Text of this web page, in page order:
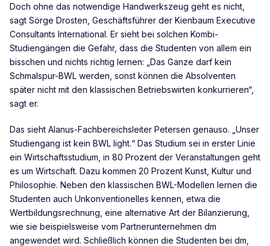
Doch ohne das notwendige Handwerkszeug geht es nicht,
sagt Sörge Drosten, Geschäftsführer der Kienbaum Executive
Consultants International. Er sieht bei solchen Kombi-
Studiengängen die Gefahr, dass die Studenten von allem ein
bisschen und nichts richtig lernen: „Das Ganze darf kein
Schmalspur-BWL werden, sonst können die Absolventen
später nicht mit den klassischen Betriebswirten konkurrieren“,
sagt er.
Das sieht Alanus-Fachbereichsleiter Petersen genauso. „Unser
Studiengang ist kein BWL light.“ Das Studium sei in erster Linie
ein Wirtschaftsstudium, in 80 Prozent der Veranstaltungen geht
es um Wirtschaft. Dazu kommen 20 Prozent Kunst, Kultur und
Philosophie. Neben den klassischen BWL-Modellen lernen die
Studenten auch Unkonventionelles kennen, etwa die
Wertbildungsrechnung, eine alternative Art der Bilanzierung,
wie sie beispielsweise vom Partnerunternehmen dm
angewendet wird. Schließlich können die Studenten bei dm,